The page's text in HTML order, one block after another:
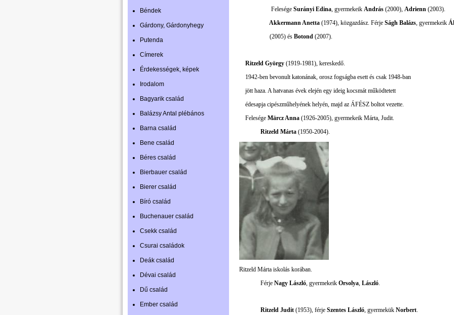
Béndek
Gárdony, Gárdonyhegy
Putenda
Címerek
Érdekességek, képek
Irodalom
Bagyarik család
Balázsy Antal plébános
Barna család
Bene család
Béres család
Bierbauer család
Bierer család
Bíró család
Buchenauer család
Csekk család
Csurai családok
Deák család
Dévai család
Dű család
Ember család
Felesége Surányi Edina, gyermekeik András (2000), Adrienn (2003).
Akkermann Anetta (1974), közgazdász. Férje Ságh Balázs, gyermekeik
(2005) és Botond (2007).
Ritzeld György (1919-1981), kereskedő.
1942-ben bevonult katonának, orosz fogságba esett és csak 1948-ban
jött haza. A hatvanas évek elején egy ideig kocsmát működtetett
édesapja cipészműhelyének helyén, majd az ÁFÉSZ boltot vezette.
Felesége Märcz Anna (1926-2005), gyermekeik Márta, Judit.
Ritzeld Márta (1950-2004).
Ritzeld Márta iskolás korában.
Férje Nagy László, gyermekeik Orsolya, László.
Ritzeld Judit (1953), férje Szentes László, gyermekük Norbert.